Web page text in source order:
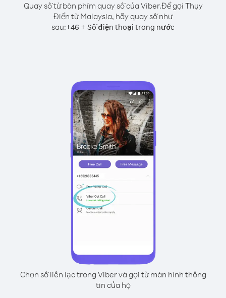
Quay số từ bàn phím quay số của Viber.Để gọi Thụy
Điển từ Malaysia, hãy quay số như
sau:+46 + Số điện thoại trong nước
Chọn số liên lạc trong Viber và gọi từ màn hình thông
tin của họ